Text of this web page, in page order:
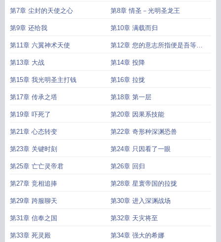
第7章 尘封的天使之心 第8章 情圣－光明圣龙王
第9章 还给我 第10章 满载而归
第11章 六翼神术天使 第12章 您的意志所指便是吾等长
剑所向
第13章 大战 第14章 投降
第15章 我光明圣主打钱 第16章 拉拢
第17章 传承之塔 第18章 第一层
第19章 吓死了 第20章 因果系技能
第21章 心态转变 第22章 奇形种深渊恐兽
第23章 关键时刻 第24章 只因看了一眼
第25章 亡亡灵帝君 第26章 回归
第27章 竞相追捧 第28章 星寰帝国的拉拢
第29章 跨服聊天 第30章 进入深渊战场
第31章 信奉之国 第32章 天灾将至
第33章 死灵殿 第34章 强大的希娜